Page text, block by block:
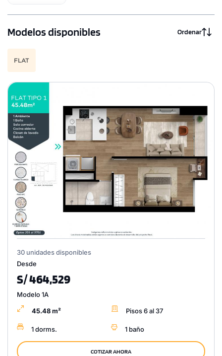
Modelos disponibles Ordenar
FLAT
30 unidades disponibles
Desde
S/ 464,529
Modelo 1A
45.48 m² Pisos 6 al 37
1 dorms. 1 baño
COTIZAR AHORA